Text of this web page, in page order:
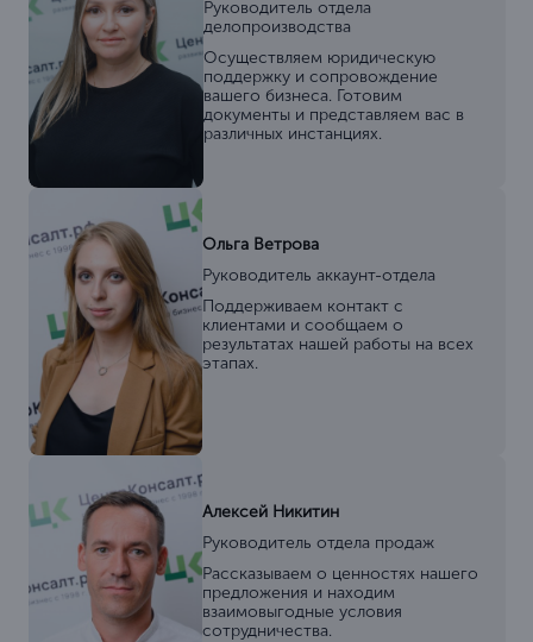
Руководитель отдела
делопроизводства
Осуществляем юридическую
поддержку и сопровождение
вашего бизнеса. Готовим
документы и представляем вас в
различных инстанциях.
Ольга Ветрова
Руководитель аккаунт-отдела
Поддерживаем контакт с
клиентами и сообщаем о
результатах нашей работы на всех
этапах.
Алексей Никитин
Руководитель отдела продаж
Рассказываем о ценностях нашего
предложения и находим
взаимовыгодные условия
сотрудничества.